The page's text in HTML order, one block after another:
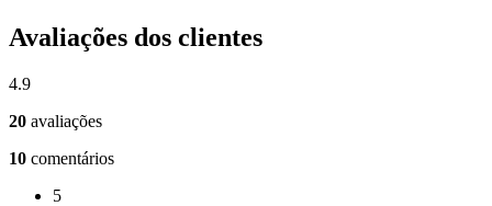
Avaliações dos clientes
4.9
20 avaliações
10 comentários
5